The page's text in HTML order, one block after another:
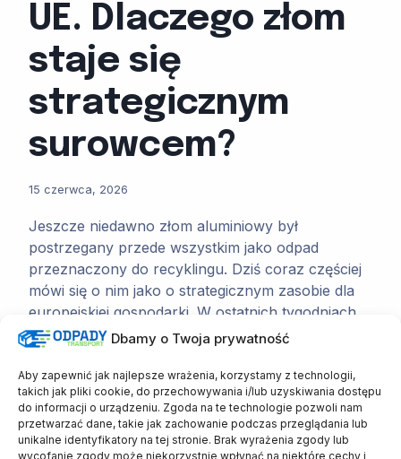
Dbamy o Twoja prywatność
Aby zapewnić jak najlepsze wrażenia, korzystamy z technologii,
takich jak pliki cookie, do przechowywania i/lub uzyskiwania dostępu
do informacji o urządzeniu. Zgoda na te technologie pozwoli nam
przetwarzać dane, takie jak zachowanie podczas przeglądania lub
unikalne identyfikatory na tej stronie. Brak wyrażenia zgody lub
wycofanie zgody może niekorzystnie wpłynąć na niektóre cechy i
UE. Dlaczego złom
staje się
strategicznym
surowcem?
15 czerwca, 2026
Jeszcze niedawno złom aluminiowy był
postrzegany przede wszystkim jako odpad
przeznaczony do recyklingu. Dziś coraz częściej
mówi się o nim jako o strategicznym zasobie dla
europejskiej gospodarki. W ostatnich tygodniach
dyskusja wokół eksportu aluminium z UE
zatrzymać więcej surowca w UE Komisja
Europejska prowadzi obecnie konsultacje
dotyczące możliwych działań mających…
Aluminium